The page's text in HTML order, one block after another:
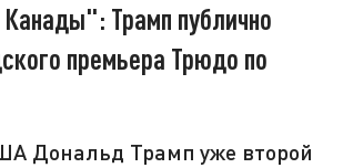
Трамп публично
премьера Трюдо по
Дональд Трамп уже второй